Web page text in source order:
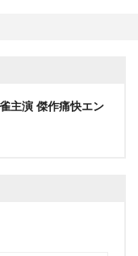
主演 傑作痛快エン